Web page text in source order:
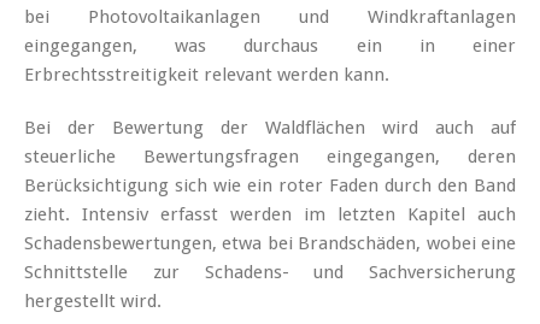
bei Photovoltaikanlagen und Windkraftanlagen
eingegangen, was durchaus ein in einer
Erbrechtsstreitigkeit relevant werden kann.
Bei der Bewertung der Waldflächen wird auch auf
steuerliche Bewertungsfragen eingegangen, deren
Berücksichtigung sich wie ein roter Faden durch den Band
zieht. Intensiv erfasst werden im letzten Kapitel auch
Schadensbewertungen, etwa bei Brandschäden, wobei eine
Schnittstelle zur Schadens- und Sachversicherung
hergestellt wird.